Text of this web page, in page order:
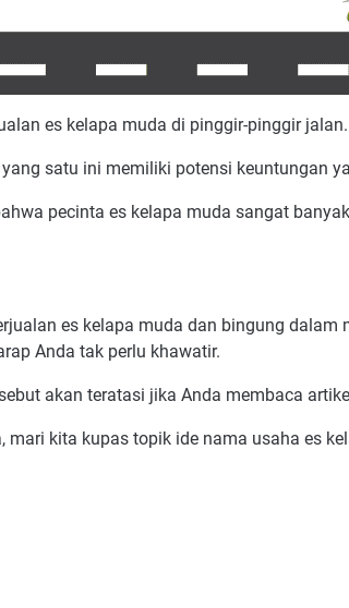
es kelapa muda di pinggir-pinggir jalan.
satu ini memiliki potensi keuntungan
pecinta es kelapa muda sangat
es kelapa muda dan bingung dalam
Anda tak perlu khawatir.
akan teratasi jika Anda membaca
mari kita kupas topik ide nama usaha es